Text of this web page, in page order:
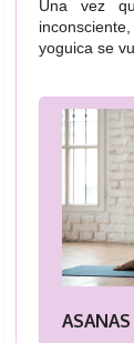
Una vez
yoguica se